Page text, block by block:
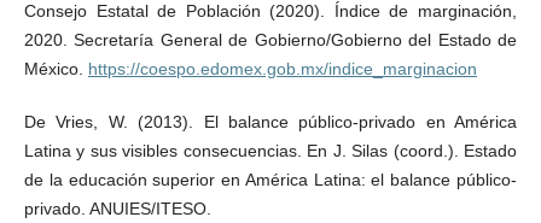
Consejo Estatal de Población (2020). Índice de marginación,
2020. Secretaría General de Gobierno/Gobierno del Estado de
México. https://coespo.edomex.gob.mx/indice_marginacion
De Vries, W. (2013). El balance público-privado en América
Latina y sus visibles consecuencias. En J. Silas (coord.). Estado
de la educación superior en América Latina: el balance público-
privado. ANUIES/ITESO.